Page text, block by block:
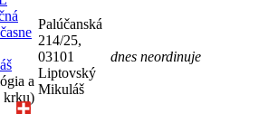
a
krku)
Palúčanská
214/25,
03101
Liptovský
Mikuláš
dnes neordinuje